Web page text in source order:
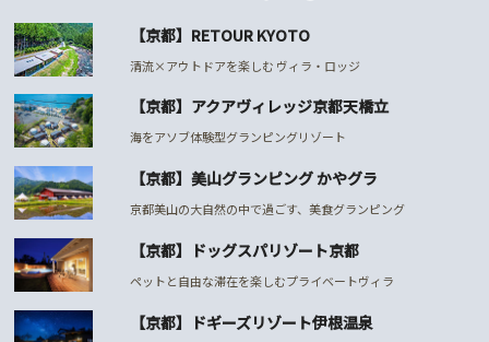
【京都】RETOUR KYOTO
清流×アウトドアを楽しむ ヴィラ・ロッジ
【京都】アクアヴィレッジ京都天橋立
海をアソブ体験型グランピングリゾート
【京都】美山グランピング かやグラ
京都美山の大自然の中で過ごす、美食グランピング
【京都】ドッグスパリゾート京都
ペットと自由な滞在を楽しむプライベートヴィラ
【京都】ドギーズリゾート伊根温泉